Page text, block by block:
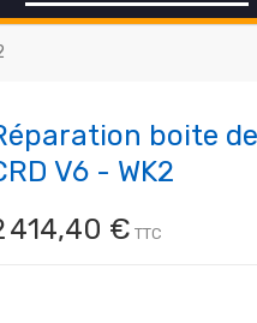
boite
V6 - WK2
414,40 € TTC